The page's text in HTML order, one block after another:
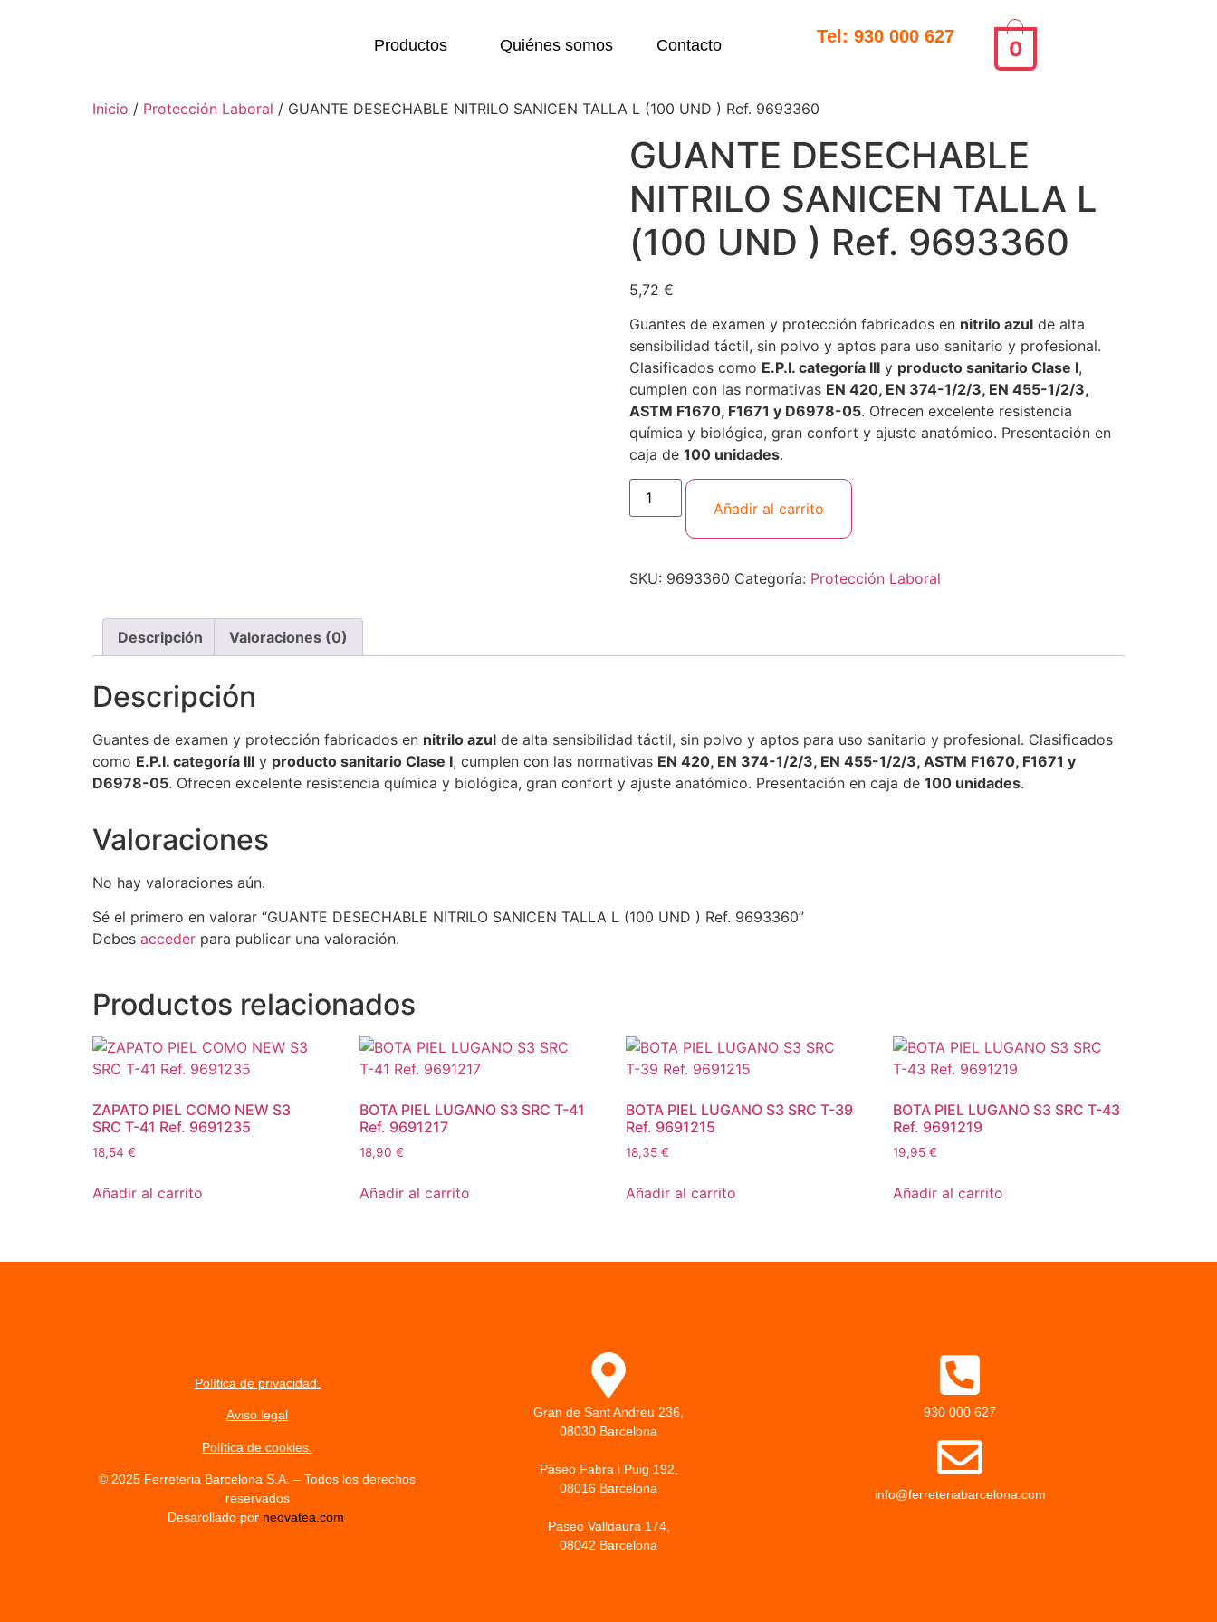
Productos Quiénes somos Contacto Tel: 930 000 627 0
Inicio / Protección Laboral / GUANTE DESECHABLE NITRILO SANICEN TALLA L (100 UND ) Ref. 9693360
GUANTE DESECHABLE
NITRILO SANICEN TALLA L
(100 UND ) Ref. 9693360
5,72 €
Guantes de examen y protección fabricados en nitrilo azulde alta
sensibilidad táctil, sin polvo y aptos para uso sanitario y profesional.
Clasificados como E.P.I. categoría IIIy producto sanitario Clase I,
cumplen con las normativas EN 420, EN 374-1/2/3, EN 455-1/2/3,
ASTM F1670, F1671 y D6978-05. Ofrecen excelente resistencia
química y biológica, gran confort y ajuste anatómico. Presentación en
caja de 100 unidades.
Añadir al carrito
SKU: 9693360 Categoría: Protección Laboral
Descripción Valoraciones (0)
Descripción
Guantes de examen y protección fabricados en nitrilo azul de alta sensibilidad táctil, sin polvo y aptos para uso sanitario y profesional. Clasificados
como E.P.I. categoría III y producto sanitario Clase I, cumplen con las normativas EN 420, EN 374-1/2/3, EN 455-1/2/3, ASTM F1670, F1671 y
D6978-05. Ofrecen excelente resistencia química y biológica, gran confort y ajuste anatómico. Presentación en caja de 100 unidades.
Valoraciones
No hay valoraciones aún.
Sé el primero en valorar “GUANTE DESECHABLE NITRILO SANICEN TALLA L (100 UND ) Ref. 9693360”
Debes acceder para publicar una valoración.
Productos relacionados
ZAPATO PIEL COMO NEW S3
SRC T-41 Ref. 9691235
18,54 €
Añadir al carrito
BOTA PIEL LUGANO S3 SRC T-41
Ref. 9691217
18,90 €
Añadir al carrito
BOTA PIEL LUGANO S3 SRC T-39
Ref. 9691215
18,35€
Añadir al carrito
BOTA PIEL LUGANO S3 SRC T-43
Ref. 9691219
19,95€
Añadir al carrito
Política de privacidad.
Aviso legal
Política de cookies.
© 2025 Ferreteria Barcelona S.A. – Todos los derechos
reservados
Desarollado por neovatea.com
Gran de Sant Andreu 236,
08030 Barcelona
Paseo Fabra i Puig 192,
08016 Barcelona
Paseo Valldaura 174,
08042 Barcelona
930 000 627
info@ferreteriabarcelona.com